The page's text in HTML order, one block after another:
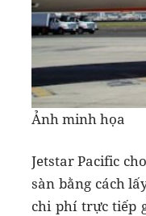
Ảnh minh họa
Jetstar Pacific
sàn bằng cách
chi phí trực tiếp